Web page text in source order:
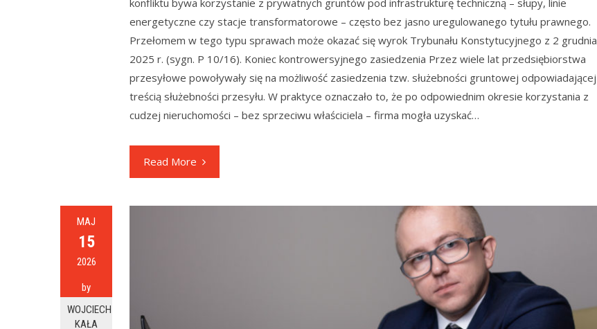
energetyczne czy stacje transformatorowe – często bez jasno uregulowanego tytułu prawnego.
Przełomem w tego typu sprawach może okazać się wyrok Trybunału Konstytucyjnego z 2 grudnia
2025 r. (sygn. P 10/16). Koniec kontrowersyjnego zasiedzenia Przez wiele lat przedsiębiorstwa
przesyłowe powoływały się na możliwość zasiedzenia tzw. służebności gruntowej odpowiadającej
treścią służebności przesyłu. W praktyce oznaczało to, że po odpowiednim okresie korzystania z
cudzej nieruchomości – bez sprzeciwu właściciela – firma mogła uzyskać…
Read More
MAJ
15
2026
by
WOJCIECH
KAŁA